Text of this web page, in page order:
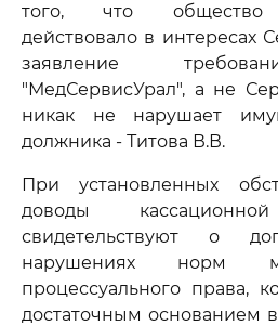
того, что общество
действовало в интересах
заявление
"МедСервисУрал", а не
никак не нарушает
должника - Титова В.В.
При установленных
доводы
свидетельствуют о
нарушениях норм
процессуального права,
достаточным основанием